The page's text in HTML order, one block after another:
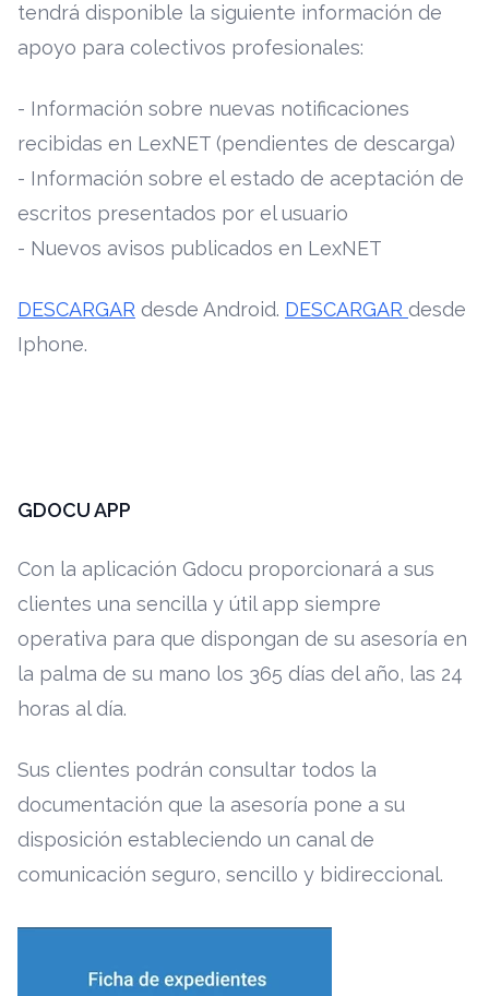
tendrá disponible la siguiente información de
apoyo para colectivos profesionales:
- Información sobre nuevas notificaciones
recibidas en LexNET (pendientes de descarga)
- Información sobre el estado de aceptación de
escritos presentados por el usuario
- Nuevos avisos publicados en LexNET
DESCARGAR desde Android. DESCARGAR desde
Iphone.
GDOCU APP
Con la aplicación Gdocu proporcionará a sus
clientes una sencilla y útil app siempre
operativa para que dispongan de su asesoría en
la palma de su mano los 365 días del año, las 24
horas al día.
Sus clientes podrán consultar todos la
documentación que la asesoría pone a su
disposición estableciendo un canal de
comunicación seguro, sencillo y bidireccional.